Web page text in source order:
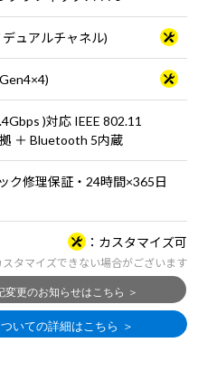
ュアルチャネル)
)対応 IEEE 802.11
＋ Bluetooth 5内蔵
ク修理保証・24時間×365日
カスタマイズ可
タマイズできない場合がございます